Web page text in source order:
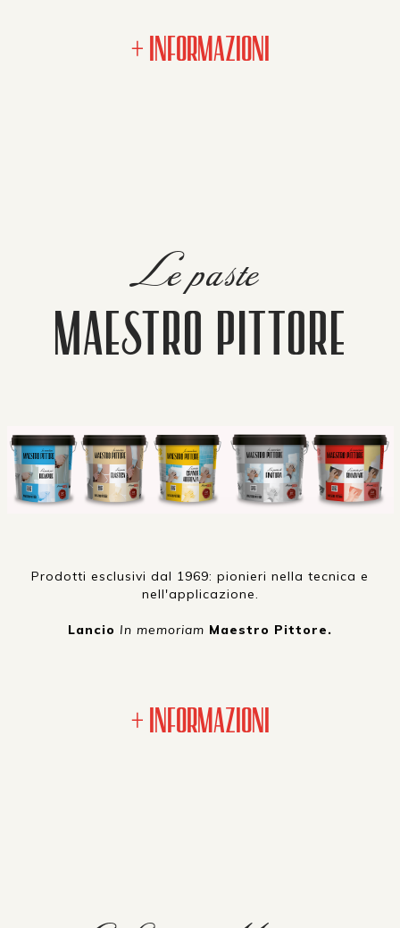
+ INFORMAZIONI
Le paste
MAESTRO PITTORE
Prodotti esclusivi dal 1969: pionieri nella tecnica e
nell'applicazione.
Lancio In memoriam Maestro Pittore.
+ INFORMAZIONI